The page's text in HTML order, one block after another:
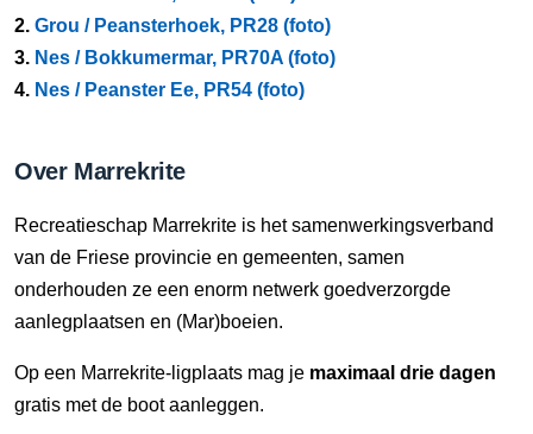
2. Grou / Peansterhoek, PR28 (foto)
3. Nes / Bokkumermar, PR70A (foto)
4. Nes / Peanster Ee, PR54 (foto)
Over Marrekrite
Recreatieschap Marrekrite is het samenwerkingsverband
van de Friese provincie en gemeenten, samen
onderhouden ze een enorm netwerk goedverzorgde
aanlegplaatsen en (Mar)boeien.
Op een Marrekrite-ligplaats mag je maximaal drie dagen
gratis met de boot aanleggen.